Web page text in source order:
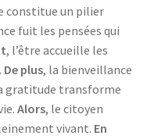
constitue un pilier
fuit les pensées qui
, l’être accueille les
De plus, la bienveillance
gratitude transforme
Alors, le citoyen
vivant. En